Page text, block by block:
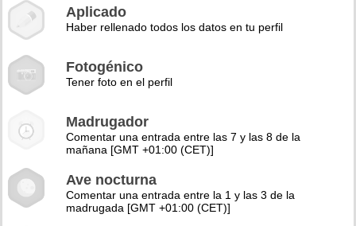
Aplicado
Haber rellenado todos los datos en tu perfil
Fotogénico
Tener foto en el perfil
Madrugador
Comentar una entrada entre las 7 y las 8 de la
mañana [GMT +01:00 (CET)]
Ave nocturna
Comentar una entrada entre la 1 y las 3 de la
madrugada [GMT +01:00 (CET)]